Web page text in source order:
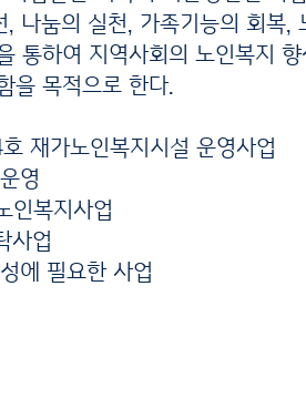
나눔의 실천, 가족기능의 회복,
통하여 지역사회의 노인복지
을 목적으로 한다.
가노인복지시설 운영사업
영
복지사업
업
필요한 사업